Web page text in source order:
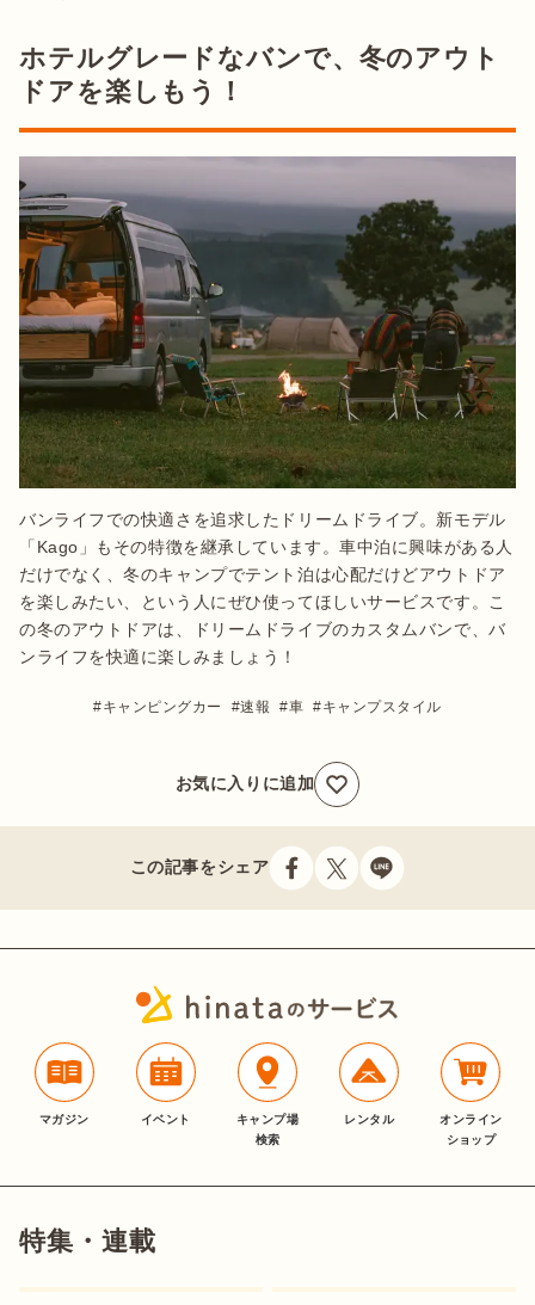
ホテルグレードなバンで、冬のアウト
ドアを楽しもう！
バンライフでの快適さを追求したドリームドライブ。新モデル
「Kago」もその特徴を継承しています。車中泊に興味がある人
だけでなく、冬のキャンプでテント泊は心配だけどアウトドア
を楽しみたい、という人にぜひ使ってほしいサービスです。こ
の冬のアウトドアは、ドリームドライブのカスタムバンで、バ
ンライフを快適に楽しみましょう！
キャンピングカー 速報 車 キャンプスタイル
お気に入りに追加
この記事をシェア
マガジン イベント
キャンプ場
検索
レンタル
オンライン
ショップ
特集・連載